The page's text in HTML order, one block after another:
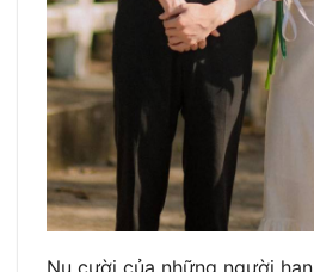
Nụ cười của những người